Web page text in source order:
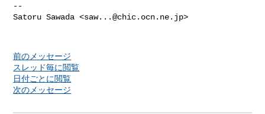
--
Satoru Sawada <saw...@chic.ocn.ne.jp>
前のメッセージ
スレッド毎に閲覧
日付ごとに閲覧
次のメッセージ